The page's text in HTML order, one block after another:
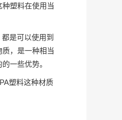
塑料在使用当
是可以使用到
，是一种相当
一些优势。
塑料这种材质